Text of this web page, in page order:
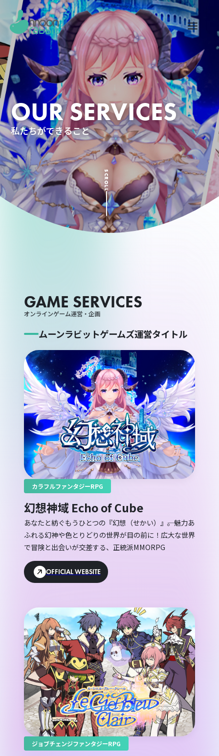
OUR SERVICES
私たちができること
SCROLL
GAME SERVICES
オンラインゲーム運営・企画
ムーンラビットゲームズ運営タイトル
カラフルファンタジーRPG
幻想神域 Echo of Cube
あなたと紡ぐもうひとつの『幻想（せかい）』――。魅力あ
ふれる幻神や色とりどりの世界が目の前に！広大な世界
で冒険と出会いが交差する、正統派MMORPG
OFFICIAL WEBSITE
ジョブチェンジファンタジーRPG